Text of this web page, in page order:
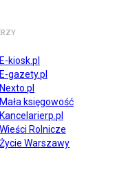
E-kiosk.pl
E-gazety.pl
Nexto.pl
Mała księgowość
Kancelarierp.pl
Wieści Rolnicze
Życie Warszawy